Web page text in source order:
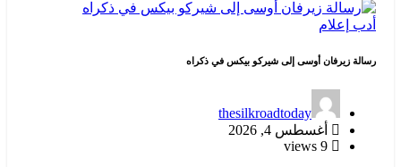
أدب إعلام
رسالة زيرفان أوسى إلى شيركو بيكس في ذكراه
thesilkroadtoday
أغسطس 4, 2026